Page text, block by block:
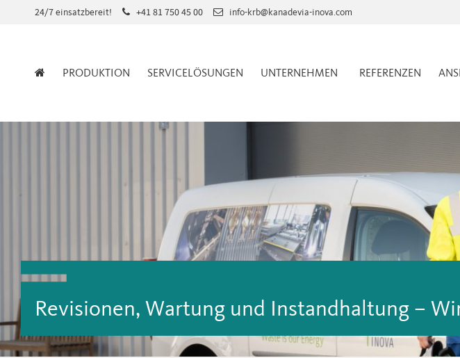
content
24/7 einsatzbereit! +41 81 750 45 00 info-krb@kanadevia-inova.com
SERVICELÖSUNGEN
PRODUKTION UNTERNEHMEN REFERENZEN
Revisionen, Wartung und Instandhaltung –